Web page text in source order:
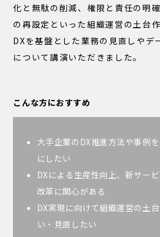
化と無駄の削減、権限と責任の明
の再設定といった組織運営の土台
DXを基盤とした業務の見直しやデ
について講演いただきました。
こんな方におすすめ
大手企業のDX推進方法や事例
にしたい
DXによる生産性向上、新サー
改革に関心がある
DX実現に向けて組織運営の土
い・見直したい